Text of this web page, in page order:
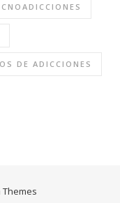
DE ADICCIONES
Themes